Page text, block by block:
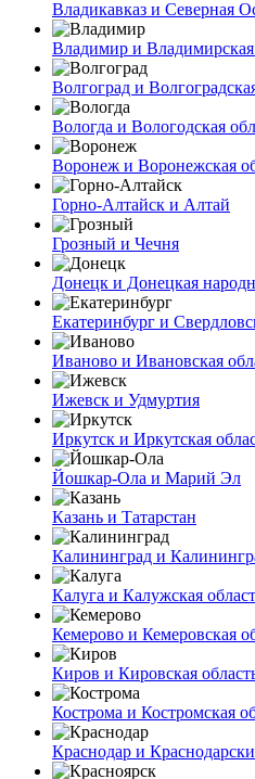
Владикавказ и Северная
Владимир и Владимирская
Волгоград и
Вологда и Вологодская
Воронеж и Воронежская
Горно-Алтайск и Алтай
Грозный и Чечня
Донецк и Донецкая
Екатеринбург и
Иваново и Ивановская
Ижевск и Удмуртия
Иркутск и Иркутская
Йошкар-Ола и Марий Эл
Казань и Татарстан
Калининград и
Калуга и Калужская
Кемерово и Кемеровская
Киров и Кировская
Кострома и Костромская
Краснодар и